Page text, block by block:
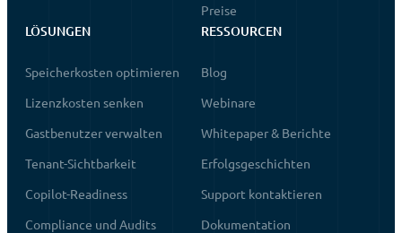
Preise
LÖSUNGEN
Speicherkosten optimieren
Lizenzkosten senken
Gastbenutzer verwalten
Tenant-Sichtbarkeit
Copilot-Readiness
Compliance und Audits
RESSOURCEN
Blog
Webinare
Whitepaper & Berichte
Erfolgsgeschichten
Support kontaktieren
Dokumentation